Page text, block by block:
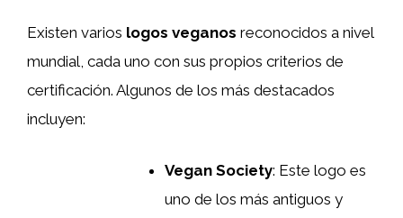
Existen varios logos veganos reconocidos a nivel
mundial, cada uno con sus propios criterios de
certificación. Algunos de los más destacados
incluyen:
Vegan Society: Este logo es
uno de los más antiguos y